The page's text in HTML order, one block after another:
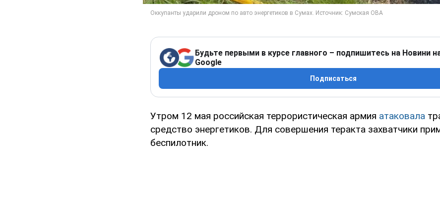
Будьте первыми в курсе главного – подпишитесь на Новини
Google
Подписаться
Утром 12 мая российская террористическая армия атаковала
средство энергетиков. Для совершения теракта захватчики
беспилотник.